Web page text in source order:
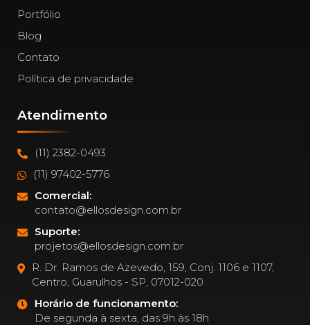
Portfólio
Blog
Contato
Política de privacidade
Atendimento
(11) 2382-0493
(11) 97402-5776
Comercial:
contato@ellosdesign.com.br
Suporte:
projetos@ellosdesign.com.br
R. Dr. Ramos de Azevedo, 159, Conj. 1106 e 1107,
Centro, Guarulhos - SP, 07012-020
Horário de funcionamento:
De segunda à sexta, das 9h às 18h